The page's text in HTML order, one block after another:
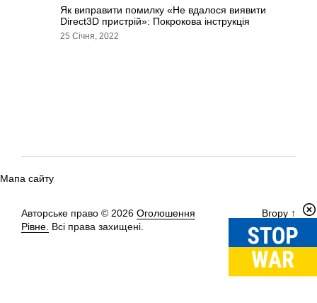
Як виправити помилку «Не вдалося виявити
Direct3D пристрій»: Покрокова інструкція
25 Січня, 2022
Мапа сайту
Авторське право © 2026 Оголошення
Рівне. Всі права захищені.
Вгору ↑